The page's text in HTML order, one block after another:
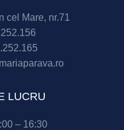
cel Mare, nr.71
LUCRU
– 16:30